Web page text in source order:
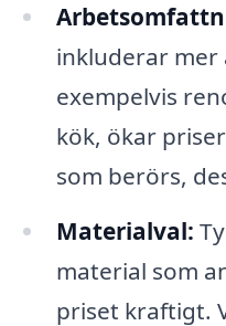
inkluderar mer
exempelvis
kök, ökar
som berörs,
Materialval:
material som
priset kraftigt.